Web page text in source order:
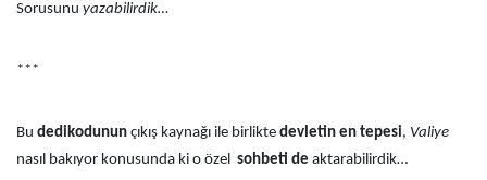
Sorusunu yazabilirdik…
***
Bu dedikodunun çıkış kaynağı ile birlikte devletin en tepesi, Valiye
nasıl bakıyor konusunda ki o özel sohbeti de aktarabilirdik…